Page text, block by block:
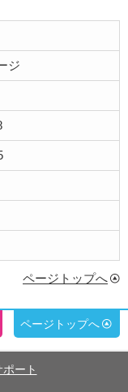
ジ
ページトップへ
ページトップへ
ート